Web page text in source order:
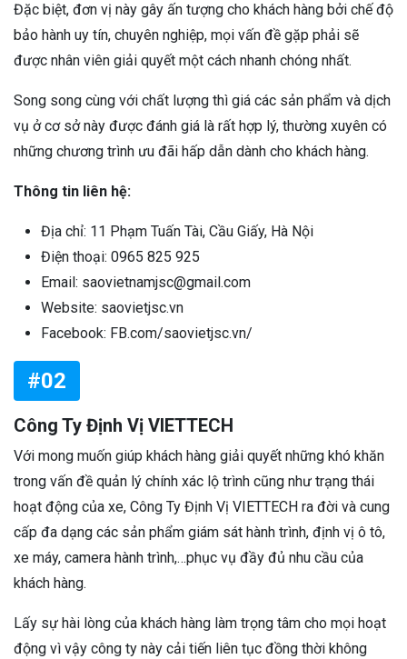
Đặc biệt, đơn vị này gây ấn tượng cho khách hàng bởi chế độ
bảo hành uy tín, chuyên nghiệp, mọi vấn đề gặp phải sẽ
được nhân viên giải quyết một cách nhanh chóng nhất.
Song song cùng với chất lượng thì giá các sản phẩm và dịch
vụ ở cơ sở này được đánh giá là rất hợp lý, thường xuyên có
những chương trình ưu đãi hấp dẫn dành cho khách hàng.
Thông tin liên hệ:
Địa chỉ: 11 Phạm Tuấn Tài, Cầu Giấy, Hà Nội
Điện thoại: 0965 825 925
Email: saovietnamjsc@gmail.com
Website: saovietjsc.vn
Facebook: FB.com/saovietjsc.vn/
#02
Công Ty Định Vị VIETTECH
Với mong muốn giúp khách hàng giải quyết những khó khăn
trong vấn đề quản lý chính xác lộ trình cũng như trạng thái
hoạt động của xe, Công Ty Định Vị VIETTECH ra đời và cung
cấp đa dạng các sản phẩm giám sát hành trình, định vị ô tô,
xe máy, camera hành trình,…phục vụ đầy đủ nhu cầu của
khách hàng.
Lấy sự hài lòng của khách hàng làm trọng tâm cho mọi hoạt
động vì vậy công ty này cải tiến liên tục đồng thời không